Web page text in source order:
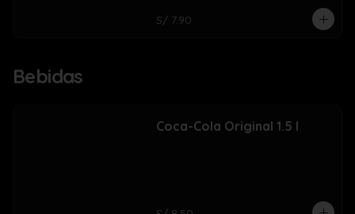
S/ 7.90
Bebidas
Coca-Cola Original 1.5 l